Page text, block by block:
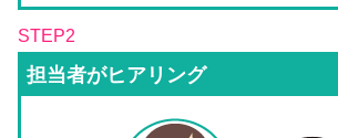
STEP2
担当者がヒアリング